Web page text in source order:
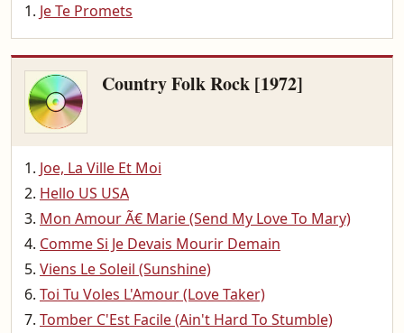
Je Te Promets
Country Folk Rock [1972]
Joe, La Ville Et Moi
Hello US USA
Mon Amour Ã€ Marie (Send My Love To Mary)
Comme Si Je Devais Mourir Demain
Viens Le Soleil (Sunshine)
Toi Tu Voles L'Amour (Love Taker)
Tomber C'Est Facile (Ain't Hard To Stumble)